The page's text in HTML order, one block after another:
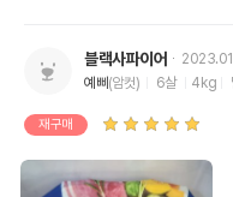
블랙사파이어
예삐 (암컷) 6살 4kg
재구매